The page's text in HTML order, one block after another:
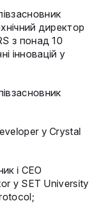
директор
з понад 10
інновацій у
у Crystal
і CEO
у SET University